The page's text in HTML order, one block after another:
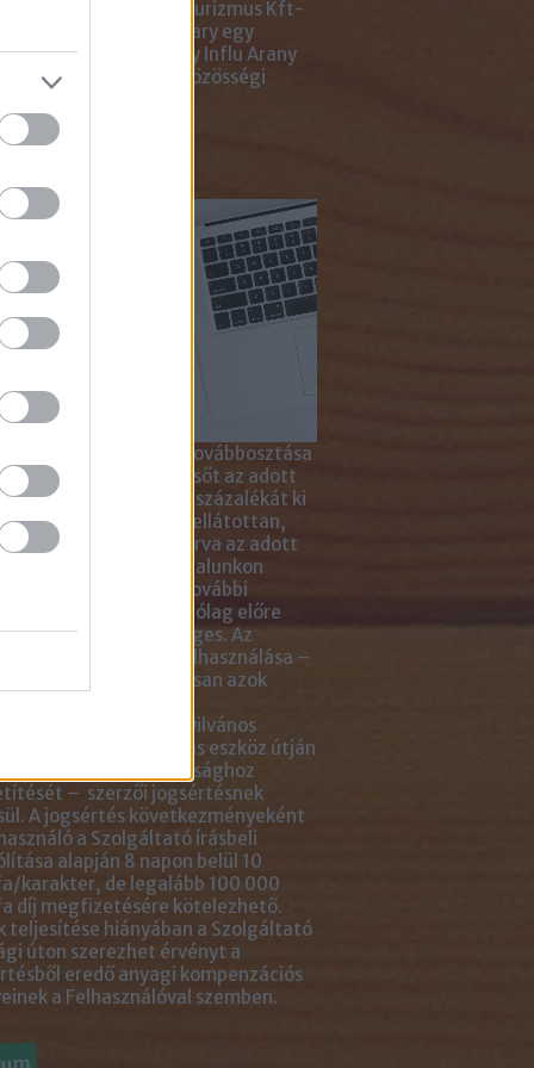
Gyémánt Díjjal, Turizmus Kft-
díjjal, az Internet Hungary egy
a KREATÍV pedig egy Influ Arany
tüntette ki cégünket közösségi
linkkel történő továbbosztása
lehetséges, sőt az adott
lévő tartalom 5 százalékát ki
idézőjelekkel ellátottan,
mellé- vagy aláírva az adott
linkjét. Az oldalunkon
anyagok minden további
azonban kizárólag előre
módon lehetséges. Az
engedély nélküli felhasználása –
de nem kizárólagosan azok
fordítását, nyilvános
internet vagy más eszköz útján
bármilyen nyilvánossághoz
– szerzői jogsértésnek
A jogsértés következményeként
a Szolgáltató írásbeli
alapján 8 napon belül 10
karakter, de legalább 100 000
díj megfizetésére kötelezhető.
teljesítése hiányában a Szolgáltató
úton szerezhet érvényt a
eredő anyagi kompenzációs
a Felhasználóval szemben.